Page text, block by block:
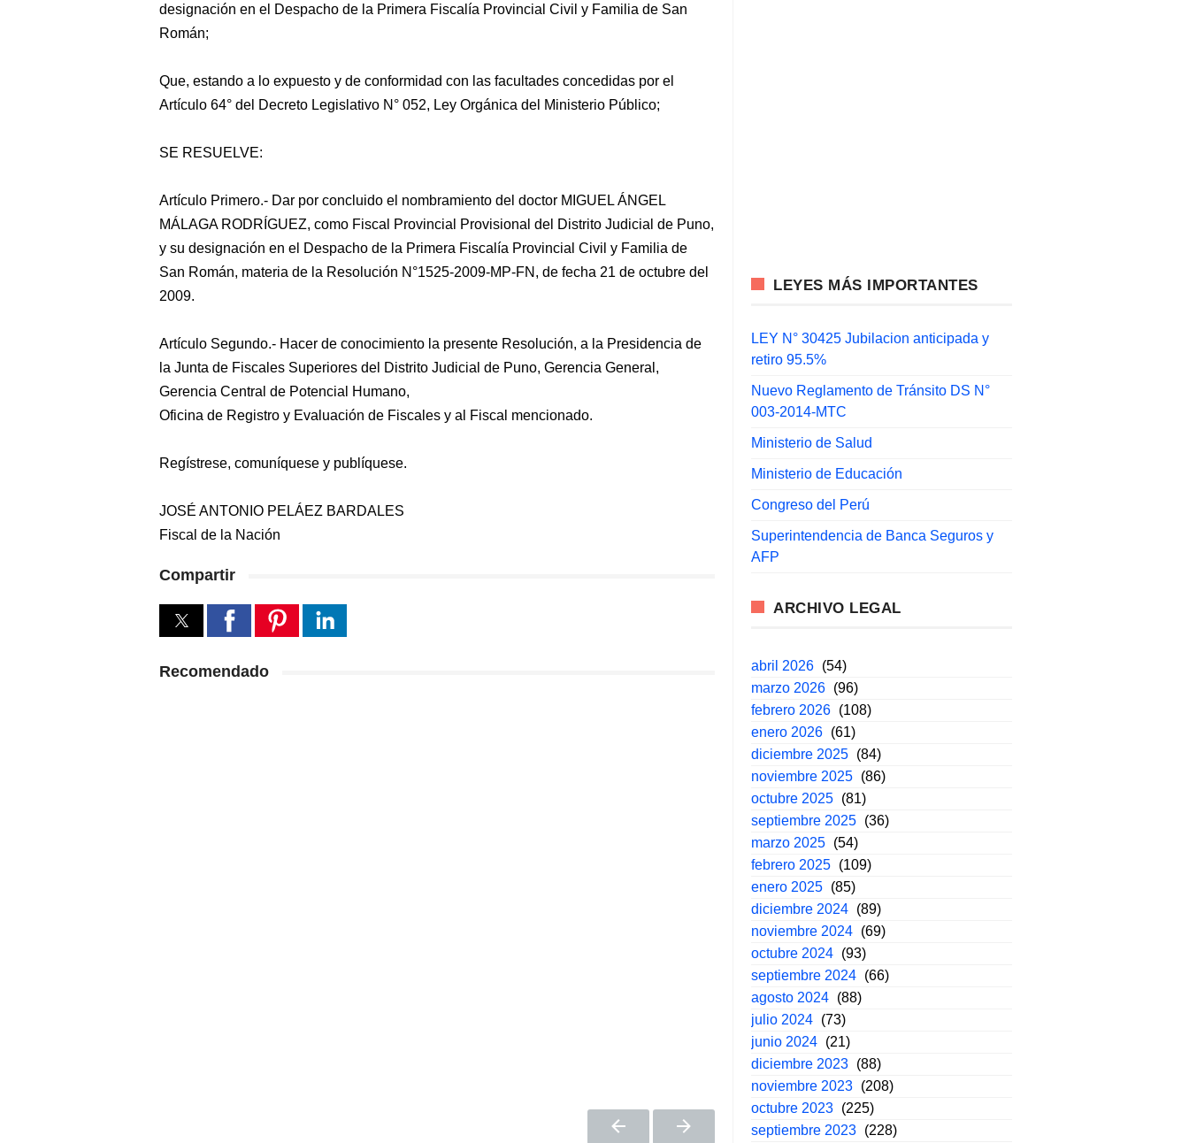
designación en el Despacho de la Primera Fiscalía Provincial Civil y Familia de San
Román;
Que, estando a lo expuesto y de conformidad con las facultades concedidas por el
Artículo 64° del Decreto Legislativo N° 052, Ley Orgánica del Ministerio Público;
SE RESUELVE:
Artículo Primero.- Dar por concluido el nombramiento del doctor MIGUEL ÁNGEL
MÁLAGA RODRÍGUEZ, como Fiscal Provincial Provisional del Distrito Judicial de Puno,
y su designación en el Despacho de la Primera Fiscalía Provincial Civil y Familia de
San Román, materia de la Resolución N°1525-2009-MP-FN, de fecha 21 de octubre del
2009.
Artículo Segundo.- Hacer de conocimiento la presente Resolución, a la Presidencia de
la Junta de Fiscales Superiores del Distrito Judicial de Puno, Gerencia General,
Gerencia Central de Potencial Humano,
Oficina de Registro y Evaluación de Fiscales y al Fiscal mencionado.
Regístrese, comuníquese y publíquese.
JOSÉ ANTONIO PELÁEZ BARDALES
Fiscal de la Nación
Compartir
Recomendado
LEYES MÁS IMPORTANTES
LEY N° 30425 Jubilacion anticipada y
retiro 95.5%
Nuevo Reglamento de Tránsito DS N°
003-2014-MTC
Ministerio de Salud
Ministerio de Educación
Congreso del Perú
Superintendencia de Banca Seguros y
AFP
ARCHIVO LEGAL
abril 2026 (54)
marzo 2026 (96)
febrero 2026 (108)
enero 2026 (61)
diciembre 2025 (84)
noviembre 2025 (86)
octubre 2025 (81)
septiembre 2025 (36)
marzo 2025 (54)
febrero 2025 (109)
enero 2025 (85)
diciembre 2024 (89)
noviembre 2024 (69)
octubre 2024 (93)
septiembre 2024 (66)
agosto 2024 (88)
julio 2024 (73)
junio 2024 (21)
diciembre 2023 (88)
noviembre 2023 (208)
octubre 2023 (225)
septiembre 2023 (228)